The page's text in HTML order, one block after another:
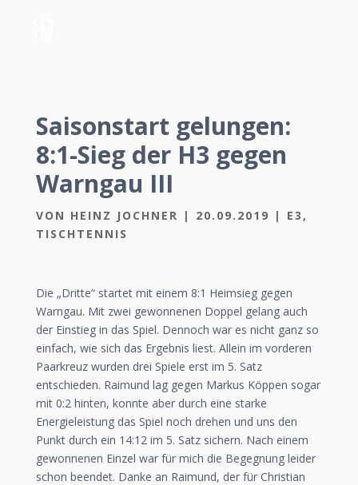
Saisonstart gelungen:
8:1-Sieg der H3 gegen
Warngau III
VON HEINZ JOCHNER | 20.09.2019 | E3 ,
TISCHTENNIS
Die „Dritte“ startet mit einem 8:1 Heimsieg gegen
Warngau. Mit zwei gewonnenen Doppel gelang auch
der Einstieg in das Spiel. Dennoch war es nicht ganz so
einfach, wie sich das Ergebnis liest. Allein im vorderen
Paarkreuz wurden drei Spiele erst im 5. Satz
entschieden. Raimund lag gegen Markus Köppen sogar
mit 0:2 hinten, konnte aber durch eine starke
Energieleistung das Spiel noch drehen und uns den
Punkt durch ein 14:12 im 5. Satz sichern. Nach einem
gewonnenen Einzel war für mich die Begegnung leider
schon beendet. Danke an Raimund, der für Christian